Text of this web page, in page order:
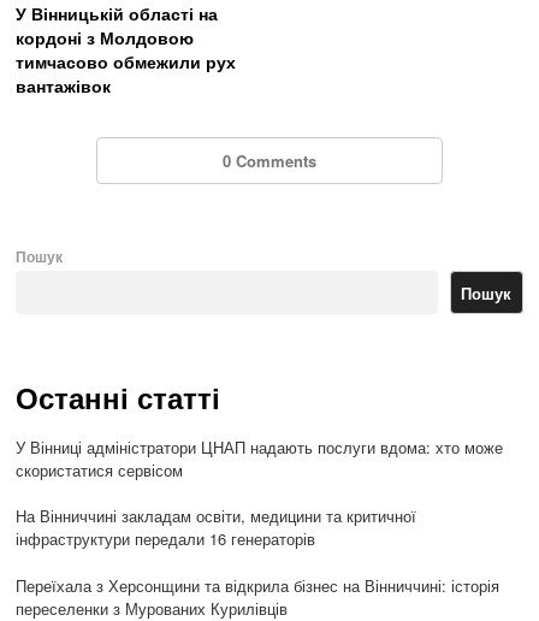
У Вінницькій області на
кордоні з Молдовою
тимчасово обмежили рух
вантажівок
0 Comments
Пошук
Пошук
Останні статті
У Вінниці адміністратори ЦНАП надають послуги вдома: хто може
скористатися сервісом
На Вінниччині закладам освіти, медицини та критичної
інфраструктури передали 16 генераторів
Переїхала з Херсонщини та відкрила бізнес на Вінниччині: історія
переселенки з Мурованих Курилівців